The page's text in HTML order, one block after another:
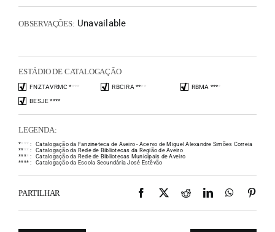
OBSERVAÇÕES: Unavailable
ESTÁDIO DE CATALOGAÇÃO
FNZTAVRMC **** RBCIRA **** RBMA ****
BESJE ****
LEGENDA:
** * * :
Catalogação da Fanzineteca de Aveiro - Acervo de Miguel Alexandre Simões Correia
** * * :
Catalogação da Rede de Bibliotecas da Região de Aveiro
**** :
Catalogação da Rede de Bibliotecas Municipais de Aveiro
**** : Catalogação da Escola Secundária José Estêvão
PARTILHAR Facebook
X RedditLinkedIn